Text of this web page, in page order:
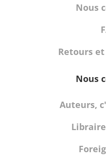
Nous
Retours
Nous
Auteurs,